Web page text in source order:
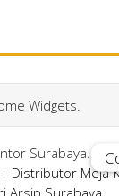
Widgets.
Surabaya. All
Distributor Meja
Arsip Surabaya